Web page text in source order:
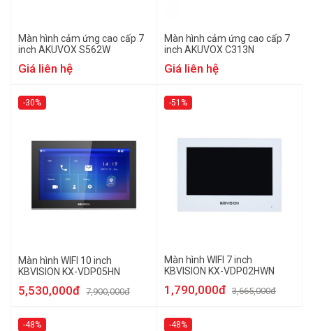
Màn hình cảm ứng cao cấp 7
inch AKUVOX S562W
Giá liên hệ
Màn hình cảm ứng cao cấp 7
inch AKUVOX C313N
Giá liên hệ
-30%
Màn hình WIFI 10 inch
KBVISION KX-VDP05HN
5,530,000đ 7,900,000đ
-51%
Màn hình WIFI 7 inch
KBVISION KX-VDP02HWN
1,790,000đ 3,665,000đ
-48% -48%